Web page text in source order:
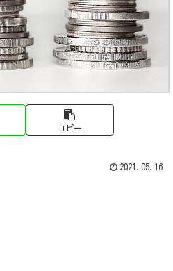
コピー
2021.05.16